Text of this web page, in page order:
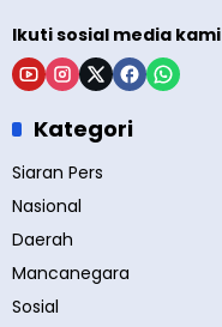
Ikuti sosial media kami
Kategori
Siaran Pers
Nasional
Daerah
Mancanegara
Sosial